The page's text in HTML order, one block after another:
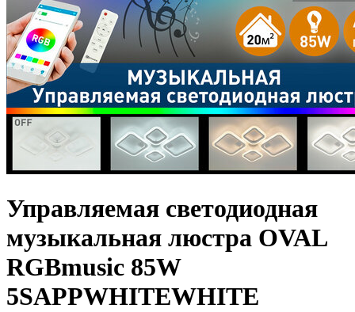
Управляемая светодиодная
музыкальная люстра OVAL
RGBmusic 85W
5SAPPWHITEWHITE